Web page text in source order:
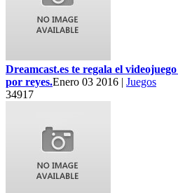
Dreamcast.es te regala el
por reyes.Enero 03 2016 | Juegos
34917